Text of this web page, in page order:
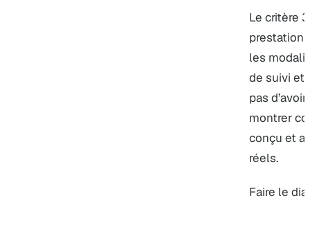
Le critère
les
de suivi et
pas
montrer
conçu et
réels.
Faire le